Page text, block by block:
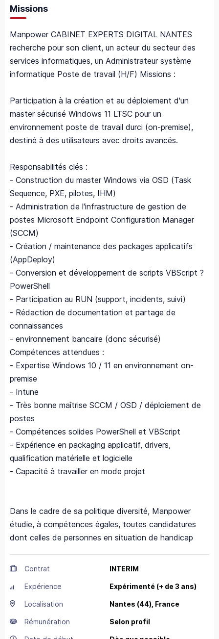
Missions
Manpower CABINET EXPERTS DIGITAL NANTES
recherche pour son client, un acteur du secteur des
services informatiques, un Administrateur système
informatique Poste de travail (H/F) Missions :
Participation à la création et au déploiement d'un
master sécurisé Windows 11 LTSC pour un
environnement poste de travail durci (on-premise),
destiné à des utilisateurs avec droits avancés.
Responsabilités clés :
- Construction du master Windows via OSD (Task
Sequence, PXE, pilotes, IHM)
- Administration de l'infrastructure de gestion de
postes Microsoft Endpoint Configuration Manager
(SCCM)
- Création / maintenance des packages applicatifs
(AppDeploy)
- Conversion et développement de scripts VBScript ?
PowerShell
- Participation au RUN (support, incidents, suivi)
- Rédaction de documentation et partage de
connaissances
- environnement bancaire (donc sécurisé)
Compétences attendues :
- Expertise Windows 10 / 11 en environnement on-
premise
- Intune
- Très bonne maîtrise SCCM / OSD / déploiement de
postes
- Compétences solides PowerShell et VBScript
- Expérience en packaging applicatif, drivers,
qualification matérielle et logicielle
- Capacité à travailler en mode projet
Dans le cadre de sa politique diversité, Manpower
étudie, à compétences égales, toutes candidatures
dont celles de personnes en situation de handicap
Contrat INTERIM
Expérience Expérimenté (+ de 3 ans)
Localisation Nantes (44), France
Rémunération Selon profil